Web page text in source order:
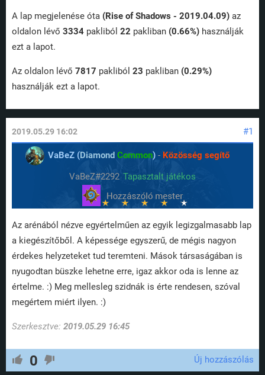
A lap megjelenése óta (Rise of Shadows - 2019.04.09) az
oldalon lévő 3334 pakliból 22 pakliban (0.66%) használják
ezt a lapot.
Az oldalon lévő 7817 pakliból 23 pakliban (0.29%)
használják ezt a lapot.
#1
2019.05.29 16:02
VaBeZ (Diamond Common) - Közösség segítő
VaBeZ#2292 Tapasztalt játékos
Az arénából nézve egyértelműen az egyik legizgalmasabb lap
a kiegészítőből. A képessége egyszerű, de mégis nagyon
érdekes helyzeteket tud teremteni. Mások társaságában is
nyugodtan büszke lehetne erre, igaz akkor oda is lenne az
értelme. :) Meg mellesleg szidnák is érte rendesen, szóval
megértem miért ilyen. :)
Szerkesztve: 2019.05.29 16:45
0 Új hozzászólás